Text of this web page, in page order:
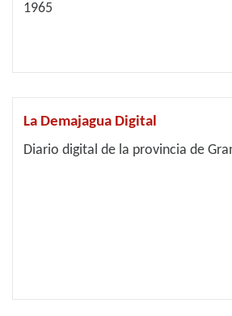
1965
La Demajagua Digital
Diario digital de la provincia de